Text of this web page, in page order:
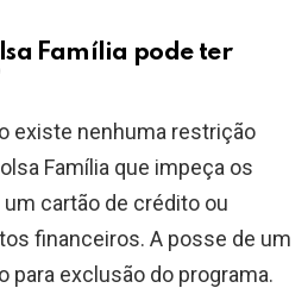
Família pode ter
existe nenhuma restrição
Família que impeça os
cartão de crédito ou
financeiros. A posse de um
para exclusão do programa.